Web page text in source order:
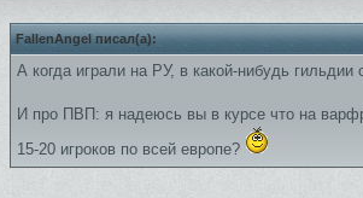
FallenAngel писал(а):
А когда играли на РУ, в какой-нибудь гильдии
И про ПВП: я надеюсь вы в курсе что на
15-20 игроков по всей европе?